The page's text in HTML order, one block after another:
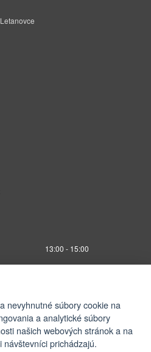
13:00 - 15:00
nevyhnutné súbory cookie na
a analytické súbory
našich webových stránok a na
prichádzajú.